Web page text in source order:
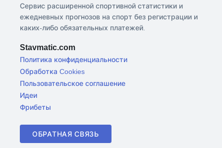
Сервис расширенной спортивной статистики и
ежедневных прогнозов на спорт без регистрации и
каких-либо обязательных платежей.
Stavmatic.com
Политика конфиденциальности
Обработка Cookies
Пользовательское соглашение
Идеи
Фрибеты
ОБРАТНАЯ СВЯЗЬ